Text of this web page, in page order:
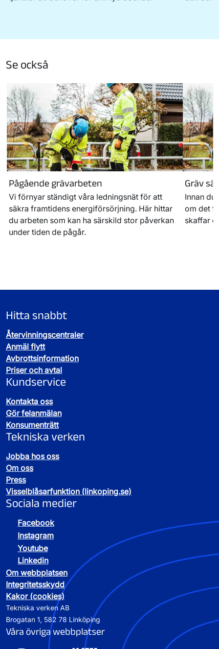
Se också
Pågående grävarbeten
Vi förnyar ständigt våra ledningsnät för att
säkra framtidens energiförsörjning. Här hittar
du arbeten som kan ha särskild stor påverkan
under tiden de pågår.
Gräv
Innan
om det
skaffar
Hitta snabbt
Återvinningscentraler
Anmäl flytt
Avbrottsinformation
Priser och avtal
Kundservice
Kontakta oss
Gör felanmälan
Konsumenträtt
Tekniska verken
Jobba hos oss
Om oss
Press
Visselblåsarfunktion (linkoping.se)
Sociala medier
Facebook
Instagram
Youtube
Linkedin
Om webbplatsen
Integritetsskydd
Kakor (cookies)
Tekniska verken AB
Brogatan 1, 582 78 Linköping
Våra övriga webbplatser